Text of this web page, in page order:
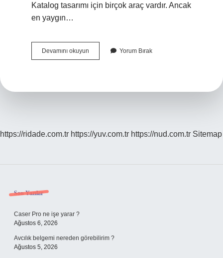
Katalog tasarımı için birçok araç vardır. Ancak
en yaygın…
Devamını okuyun
Tasarımı
Yorum Bırak
https://ridade.com.tr https://yuv.com.tr https://nud.com.tr Sitemap
Sidebar
Son Yazılar
Caser Pro ne işe yarar ?
Ağustos 6, 2026
Avcılık belgemi nereden görebilirim ?
Ağustos 5, 2026